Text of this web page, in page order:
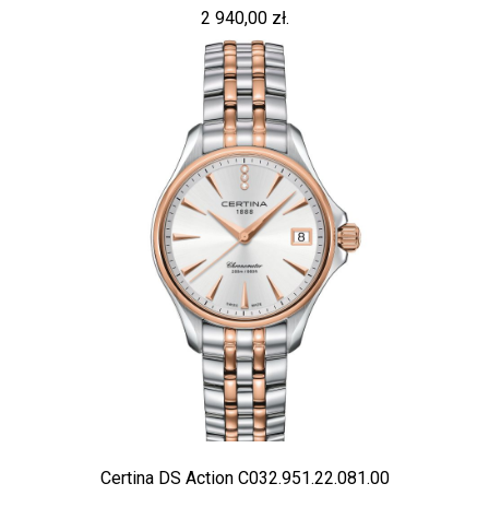
2 940,00 zł.
Certina DS Action C032.951.22.081.00